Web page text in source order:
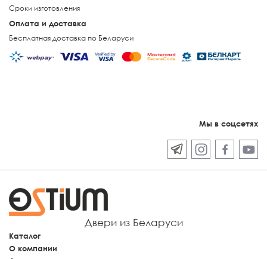
Сроки изготовления
Оплата и доставка
Бесплатная доставка по Беларуси
Мы в соцсетях
Двери из Беларуси
Каталог
О компании